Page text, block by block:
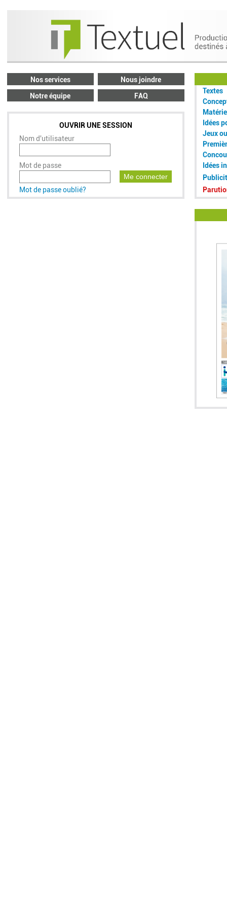
Nos services
Nous joindre
Notre équipe
FAQ
OUVRIR UNE SESSION
Nom d'utilisateur
Mot de passe
Me connecter
Mot de passe oublié?
Textes
Idées
Jeux
Idées